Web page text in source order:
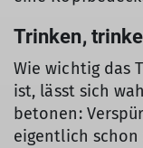
Trinken,
Wie wichtig das
ist, lässt sich
betonen:
eigentlich schon